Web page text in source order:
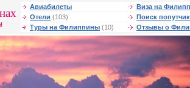
Авиабилеты Виза на
Отели (103) Поиск
Туры на Филиппины (10) Отзывы о